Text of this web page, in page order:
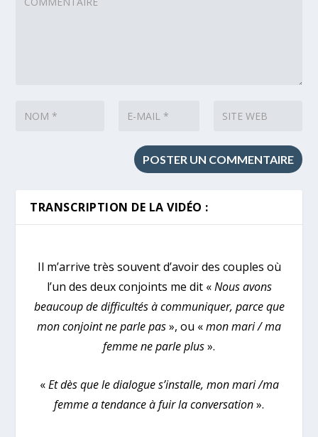
TRANSCRIPTION DE LA VIDÉO :
Il m’arrive très souvent d’avoir des couples où
l’un des deux conjoints me dit «Nous avons
beaucoup de difficultés à communiquer, parce que
mon conjoint ne parle pas», ou «mon mari / ma
femme ne parle plus».
«Et dès que le dialogue s’installe, mon mari /ma
femme a tendance à fuir la conversation».